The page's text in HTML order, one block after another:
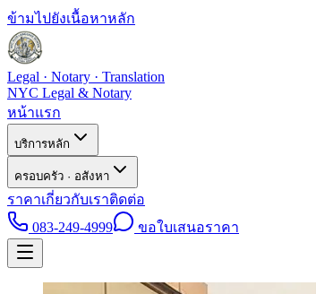
ข้ามไปยังเนื้อหาหลัก
Legal · Notary · Translation
NYC Legal & Notary
หน้าแรก
บริการหลัก
ครอบครัว · อสังหา
ราคาเกี่ยวกับเราติดต่อ
083-249-4999
ขอใบเสนอราคา